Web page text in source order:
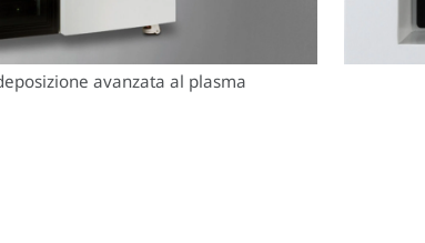
avanzata al plasma